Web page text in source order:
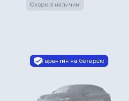
Скоро в наличии
Гарантия на батарею